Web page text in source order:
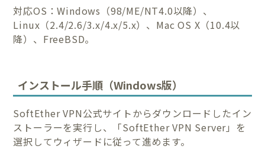
対応OS：Windows（98/ME/NT4.0以降）、
Linux（2.4/2.6/3.x/4.x/5.x）、Mac OS X（10.4以
降）、FreeBSD。
インストール手順（Windows版）
SoftEther VPN公式サイトからダウンロードしたイン
ストーラーを実行し、「SoftEther VPN Server」を
選択してウィザードに従って進めます。